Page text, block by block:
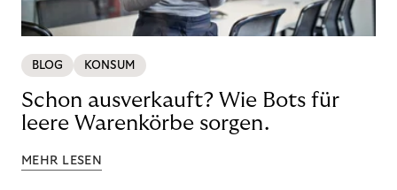
BLOG KONSUM
Schon ausverkauft? Wie Bots für
leere Warenkörbe sorgen.
MEHR LESEN